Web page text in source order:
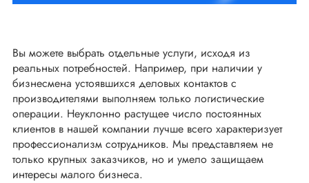
Вы можете выбрать отдельные услуги, исходя из
реальных потребностей. Например, при наличии у
бизнесмена устоявшихся деловых контактов с
производителями выполняем только логистические
операции. Неуклонно растущее число постоянных
клиентов в нашей компании лучше всего характеризует
профессионализм сотрудников. Мы представляем не
только крупных заказчиков, но и умело защищаем
интересы малого бизнеса.